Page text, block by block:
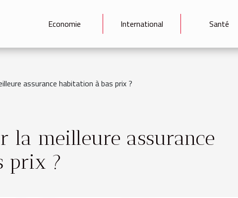
Economie International Santé
assurance habitation à bas prix ?
la meilleure assurance
prix ?